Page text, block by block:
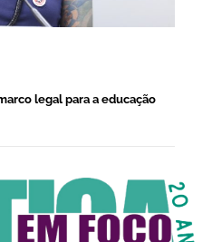
legal para a educação